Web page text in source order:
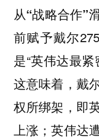
从“战略合作”
前赋予戴尔
是“英伟达最紧
这意味着，戴
权所绑架，即
上涨；英伟达